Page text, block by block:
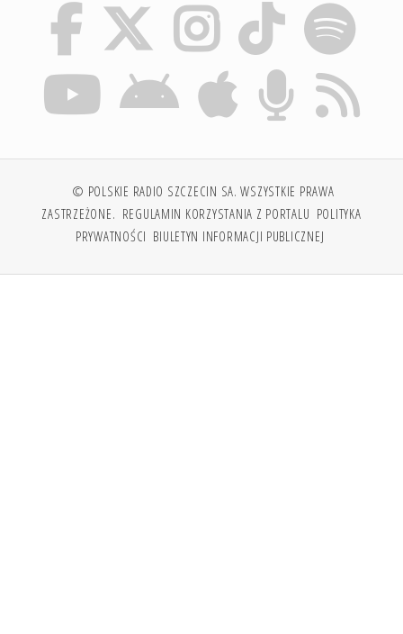
© POLSKIE RADIO SZCZECIN SA. WSZYSTKIE PRAWA
ZASTRZEŻONE. REGULAMIN KORZYSTANIA Z PORTALU POLITYKA
PRYWATNOŚCI BIULETYN INFORMACJI PUBLICZNEJ